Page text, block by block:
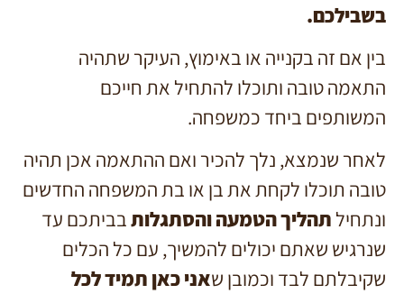
בשבילכם.
בין אם זה בקנייה או באימוץ, העיקר שתהיה
התאמה טובה ותוכלו להתחיל את חייכם
המשותפים ביחד כמשפחה.
לאחר שנמצא, נלך להכיר ואם ההתאמה אכן תהיה
טובה תוכלו לקחת את בן או בת המשפחה החדשים
ונתחיל תהליך הטמעה והסתגלותבביתכם עד
שנרגיש שאתם יכולים להמשיך, עם כל הכלים
שקיבלתם לבד וכמובן שאני כאן תמיד לכל